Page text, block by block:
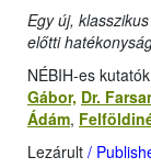
Egy új,
előtti
NÉBIH-es kutatók
Gábor, Dr.
Ádám,
Lezárult /